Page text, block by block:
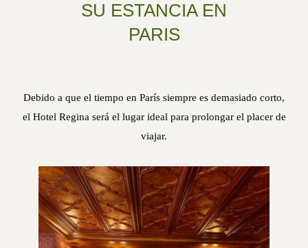
SU ESTANCIA EN
PARIS
Debido a que el tiempo en París siempre es demasiado corto,
el Hotel Regina será el lugar ideal para prolongar el placer de
viajar.